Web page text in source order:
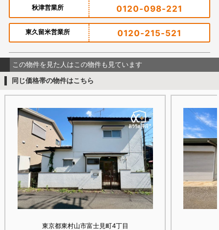
秋津営業所 0120-098-221
東久留米営業所 0120-215-521
この物件を見た人はこの物件も見ています
同じ価格帯の物件はこちら
東京都東村山市富士見町4丁目